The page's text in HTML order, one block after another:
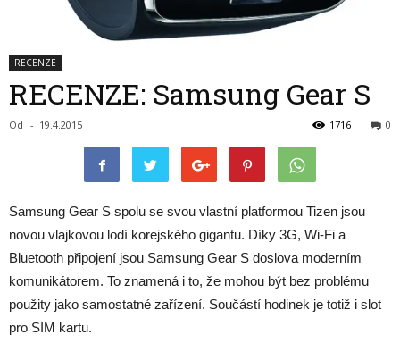
RECENZE
RECENZE: Samsung Gear S
Od - 19.4.2015 0
1716
Samsung Gear S spolu se svou vlastní platformou Tizen jsou
novou vlajkovou lodí korejského gigantu. Díky 3G, Wi-Fi a
Bluetooth připojení jsou Samsung Gear S doslova moderním
komunikátorem. To znamená i to, že mohou být bez problému
použity jako samostatné zařízení. Součástí hodinek je totiž i slot
pro SIM kartu.